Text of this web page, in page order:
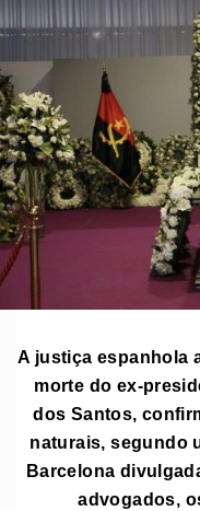
A justiça espanhola
morte do ex-
dos Santos,
naturais, segundo
Barcelona
advogados,